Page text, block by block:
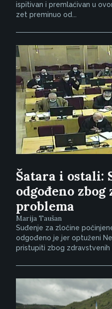
ispitivan i premlaćivan u
zet preminuo od...
Šatara i ostali:
odgođeno
problema
Marija Taušan
Suđenje za zločine
odgođeno je jer optuženi
pristupiti zbog zdravstvenih